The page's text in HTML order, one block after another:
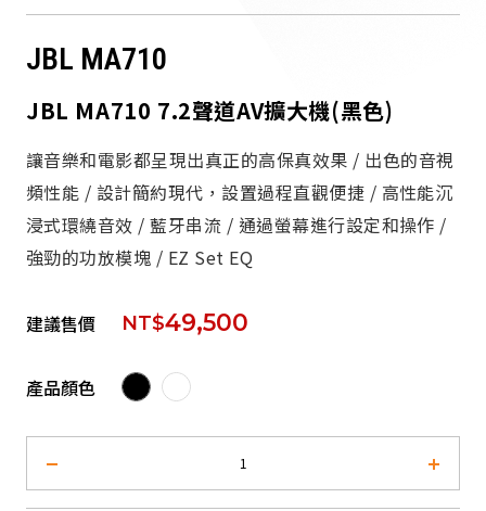
劇院系
JBL MA710
JBL MA710 7.2聲道AV擴大機(黑色)
讓音樂和電影都呈現出真正的高保真效果 / 出色的音視
頻性能 / 設計簡約現代，設置過程直觀便捷 / 高性能沉
浸式環繞音效 / 藍牙串流 / 通過螢幕進行設定和操作 /
強勁的功放模塊 / EZ Set EQ
建議售價 NT$49,500
產品顏色